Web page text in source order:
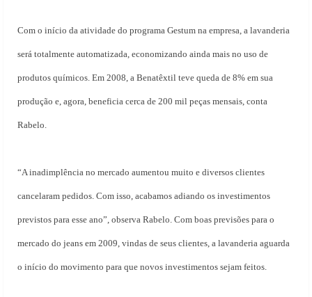
Com o início da atividade do programa Gestum na empresa, a lavanderia
será totalmente automatizada, economizando ainda mais no uso de
produtos químicos. Em 2008, a Benatêxtil teve queda de 8% em sua
produção e, agora, beneficia cerca de 200 mil peças mensais, conta
Rabelo.
“A inadimplência no mercado aumentou muito e diversos clientes
cancelaram pedidos. Com isso, acabamos adiando os investimentos
previstos para esse ano”, observa Rabelo. Com boas previsões para o
mercado do jeans em 2009, vindas de seus clientes, a lavanderia aguarda
o início do movimento para que novos investimentos sejam feitos.